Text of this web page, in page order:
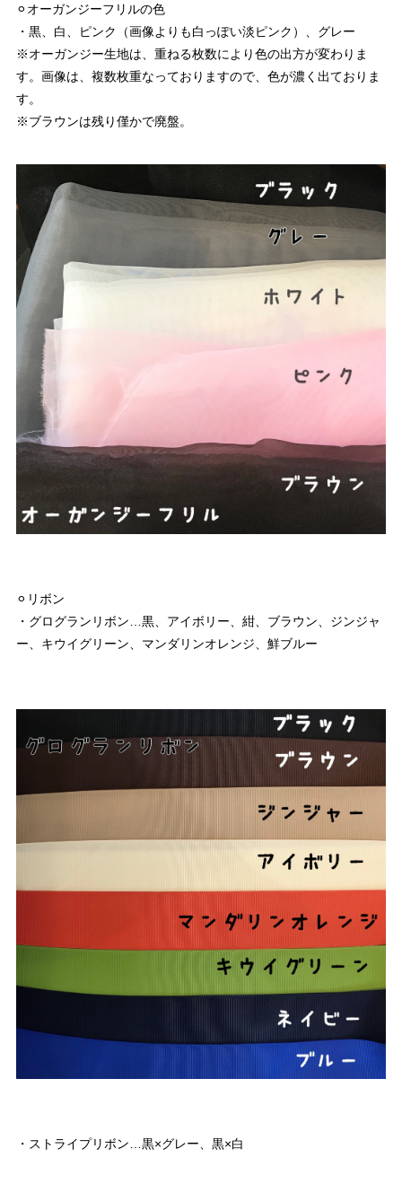
⚪︎オーガンジーフリルの色
・黒、白、ピンク（画像よりも白っぽい淡ピンク）、グレー
※オーガンジー生地は、重ねる枚数により色の出方が変わりま
す。画像は、複数枚重なっておりますので、色が濃く出ておりま
す。
※ブラウンは残り僅かで廃盤。
⚪︎リボン
・グログランリボン…黒、アイボリー、紺、ブラウン、ジンジャ
ー、キウイグリーン、マンダリンオレンジ、鮮ブルー
・ストライプリボン…黒×グレー、黒×白